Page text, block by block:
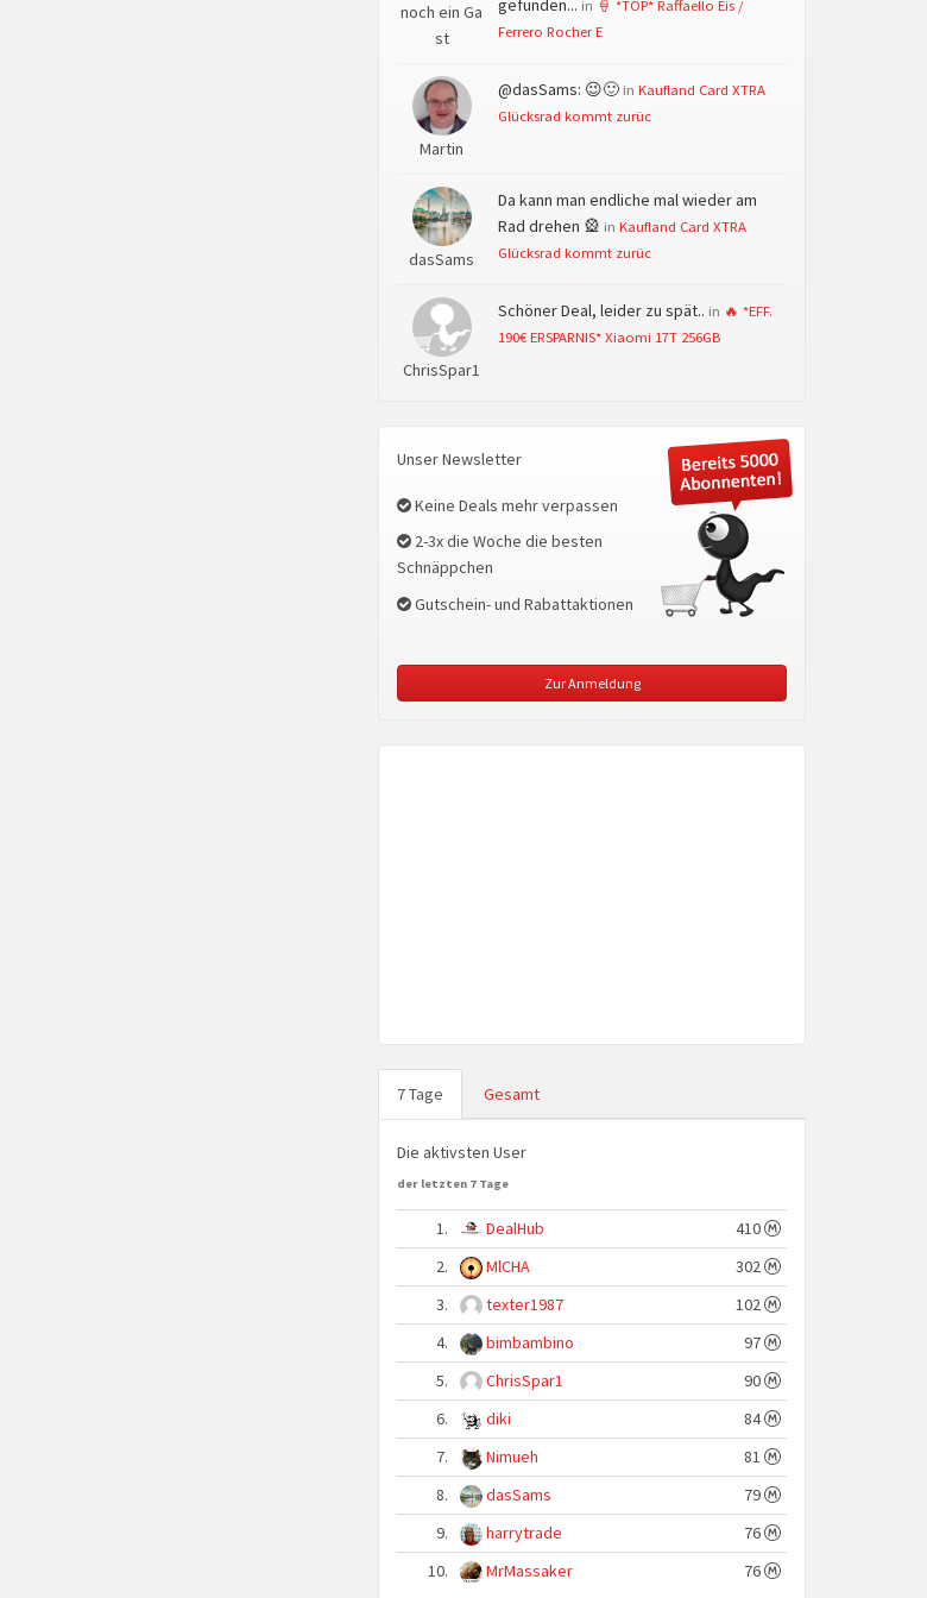
noch ein Ga
st
in 🍦 *TOP* Raffaello Eis /
Ferrero Rocher E
Martin
@dasSams: 😉🙂 in Kaufland Card XTRA
Glücksrad kommt zurüc
dasSams
Da kann man endliche mal wieder am
Rad drehen 🎡 in Kaufland Card XTRA
Glücksrad kommt zurüc
ChrisSpar1
Schöner Deal, leider zu spät.. in 🔥 *EFF.
190€ ERSPARNIS* Xiaomi 17T 256GB
Unser Newsletter
Keine Deals mehr verpassen
2-3x die Woche die besten
Schnäppchen
Gutschein- und Rabattaktionen
Zur Anmeldung
7 Tage Gesamt
Die aktivsten User
der letzten 7 Tage
1. DealHub
410
2.
MlCHA
302
3.
texter1987
102
4.
bimbambino
97
5.
ChrisSpar1
90
6.
diki
84
7.
Nimueh
81
8.
dasSams
79
9.
harrytrade
76
10.
MrMassaker 76